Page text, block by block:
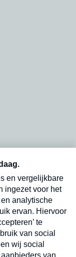
in
Verzend